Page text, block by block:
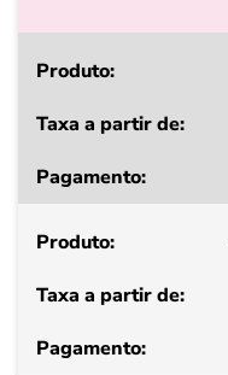
Produto
a
de
Pagamento